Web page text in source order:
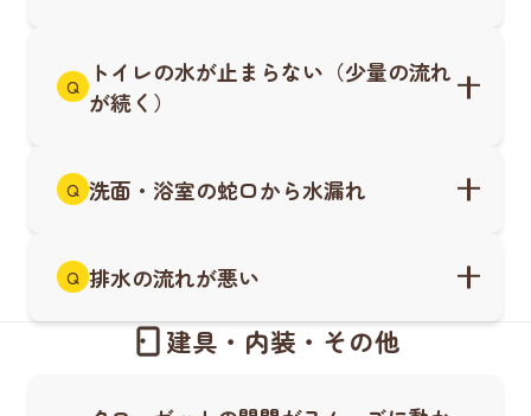
Q
トイレの水が止まらない（少量の流れ
が続く）
Q 洗面・浴室の蛇口から水漏れ
Q 排水の流れが悪い
建具・内装・その他